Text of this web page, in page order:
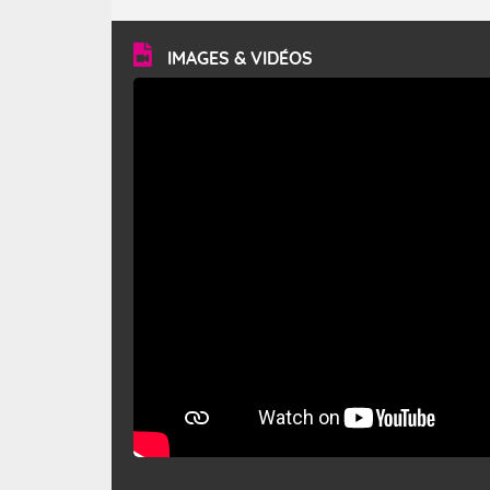
vitesse moyenne de 50 km/h et atteindre 80 à 100 km/h
en rafales, parfois davantage. Il parcourt la basse vallée
du Rhône et la Provence et envahit le littoral
méditerranéen à partir de la Camargue.
IMAGES & VIDÉOS